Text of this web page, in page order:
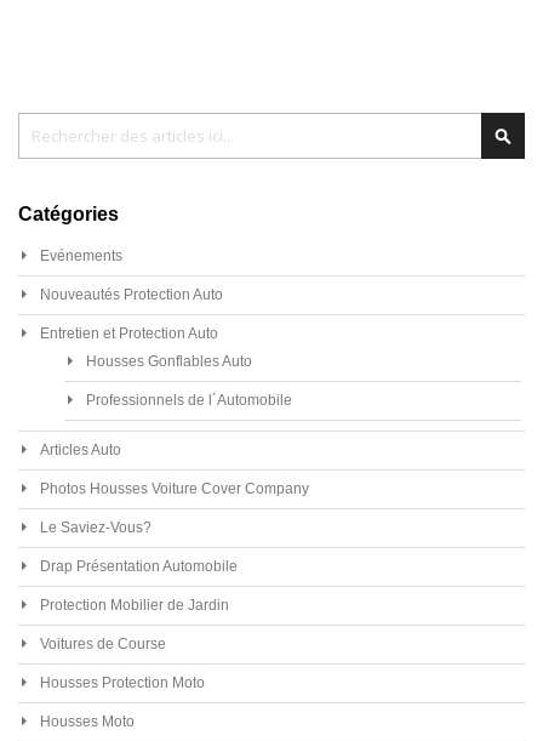
Catégories
Evénements
Nouveautés Protection Auto
Entretien et Protection Auto
Housses Gonflables Auto
Professionnels de l´Automobile
Articles Auto
Photos Housses Voiture Cover Company
Le Saviez-Vous?
Drap Présentation Automobile
Protection Mobilier de Jardin
Voitures de Course
Housses Protection Moto
Housses Moto